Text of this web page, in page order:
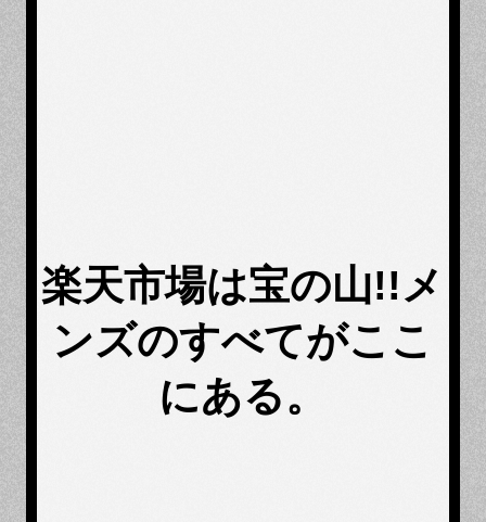
楽天市場は宝の山!!メ
ンズのすべてがここ
にある。